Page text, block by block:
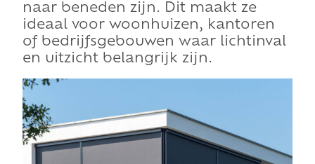
naar beneden zijn. Dit maakt ze
ideaal voor woonhuizen, kantoren
of bedrijfsgebouwen waar lichtinval
en uitzicht belangrijk zijn.